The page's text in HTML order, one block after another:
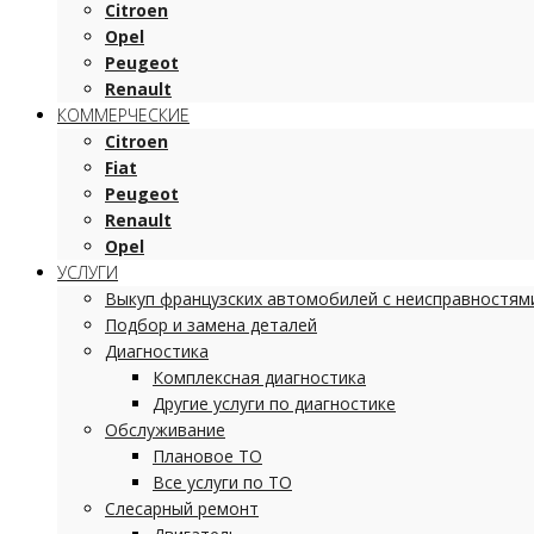
Citroen
Opel
Peugeot
Renault
КОММЕРЧЕСКИЕ
Citroen
Fiat
Peugeot
Renault
Opel
УСЛУГИ
Выкуп французских автомобилей с
Подбор и замена деталей
Диагностика
Комплексная диагностика
Другие услуги по диагностике
Обслуживание
Плановое ТО
Все услуги по ТО
Слесарный ремонт